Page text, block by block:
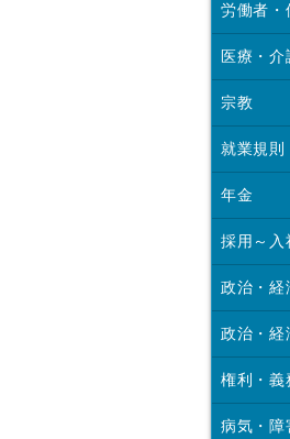
労働者・
医療・介
宗教
就業規則
年金
採用～入
政治・経
政治・経
権利・義
病気・障